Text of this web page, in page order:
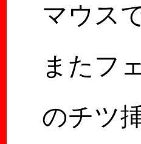
マウス
またフ
のチツ